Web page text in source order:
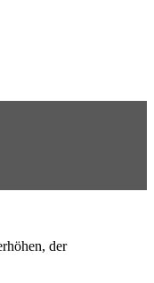
der